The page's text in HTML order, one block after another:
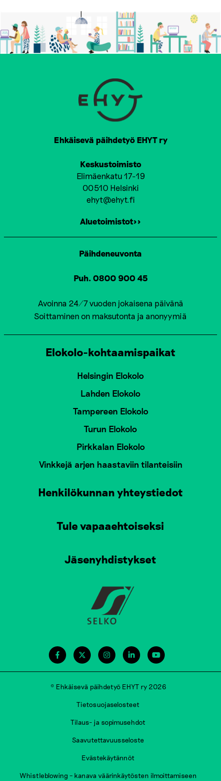
Ehkäisevä päihdetyö EHYT ry
Keskustoimisto
Elimäenkatu 17-19
00510 Helsinki
ehyt@ehyt.fi
Aluetoimistot>>
Päihdeneuvonta
Puh. 0800 900 45
Avoinna 24/7 vuoden jokaisena päivänä
Soittaminen on maksutonta ja anonyymiä
Elokolo-kohtaamispaikat
Helsingin Elokolo
Lahden Elokolo
Tampereen Elokolo
Turun Elokolo
Pirkkalan Elokolo
Vinkkejä arjen haastaviin tilanteisiin
Henkilökunnan yhteystiedot
Tule vapaaehtoiseksi
Jäsenyhdistykset
© Ehkäisevä päihdetyö EHYT ry 2026
Tietosuojaselosteet
Tilaus- ja sopimusehdot
Saavutettavuusseloste
Evästekäytännöt
Whistleblowing – kanava väärinkäytösten ilmoittamiseen